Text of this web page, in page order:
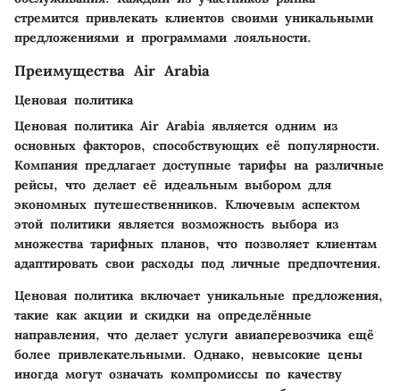
стремится привлекать клиентов своими уникальными
предложениями и программами лояльности.
Преимущества Air Arabia
Ценовая политика
Ценовая политика Air Arabia является одним из
основных факторов, способствующих её популярности.
Компания предлагает доступные тарифы на различные
рейсы, что делает её идеальным выбором для
экономных путешественников. Ключевым аспектом
этой политики является возможность выбора из
множества тарифных планов, что позволяет клиентам
адаптировать свои расходы под личные предпочтения.
Ценовая политика включает уникальные предложения,
такие как акции и скидки на определённые
направления, что делает услуги авиаперевозчика ещё
более привлекательными. Однако, невысокие цены
иногда могут означать компромиссы по качеству